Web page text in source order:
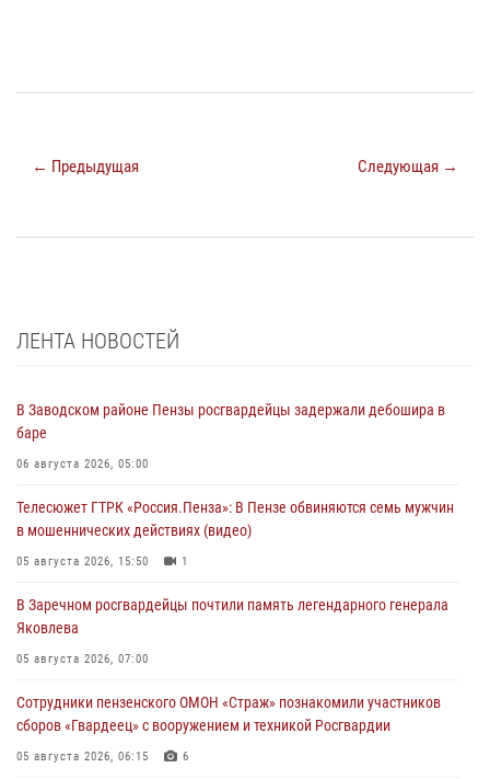
← Предыдущая Следующая →
ЛЕНТА НОВОСТЕЙ
В Заводском районе Пензы росгвардейцы задержали дебошира в
баре
06 августа 2026, 05:00
Телесюжет ГТРК «Россия.Пенза»: В Пензе обвиняются семь мужчин
в мошеннических действиях (видео)
05 августа 2026, 15:50 1
В Заречном росгвардейцы почтили память легендарного генерала
Яковлева
05 августа 2026, 07:00
Сотрудники пензенского ОМОН «Страж» познакомили участников
сборов «Гвардеец» с вооружением и техникой Росгвардии
05 августа 2026, 06:15 6